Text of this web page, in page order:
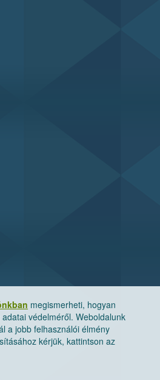
megismerheti, hogyan
védelméről. Weboldalunk
a jobb felhasználói élmény
kérjük, kattintson az